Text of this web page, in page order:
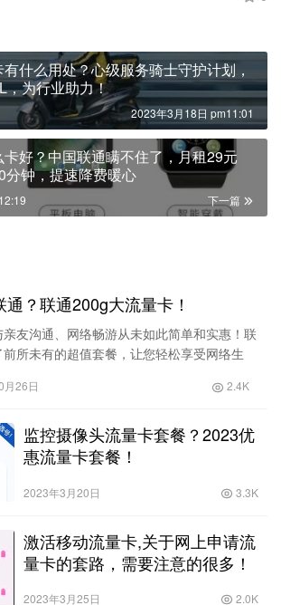
什么用处？心级服务骑士守护计划，
，为行业助力！
2023年3月18日 pm11:01
好？中国联通瞒不住了，月租29元
分钟，提速降费暖心
下一篇
？联通200g大流量卡！
友沟通、网络畅游从未如此简单和实惠！联
所未有的超值套餐，让您轻松享受网络生
月26日 2.4K
监控摄像头流量卡套餐？2023优
惠流量卡套餐！
2023年3月20日 3.3K
激活移动流量卡,关于网上申请流
量卡的套路，需要注意的很多！
2023年3月25日 2.0K